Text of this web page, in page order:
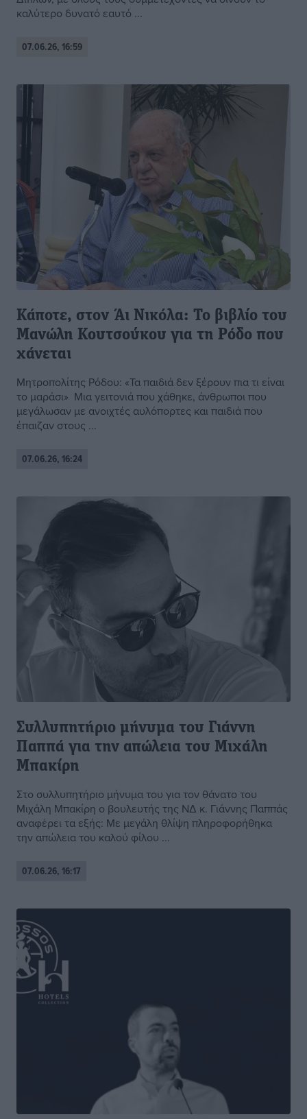
καλύτερο δυνατό εαυτό ...
07.06.26, 16:59
Κάποτε, στον Άι Νικόλα: Το βιβλίο του
Μανώλη Κουτσούκου για τη Ρόδο που
χάνεται
Μητροπολίτης Ρόδου: «Τα παιδιά δεν ξέρουν πια τι είναι
το μαράσι» Μια γειτονιά που χάθηκε, άνθρωποι που
μεγάλωσαν με ανοιχτές αυλόπορτες και παιδιά που
έπαιζαν στους ...
07.06.26, 16:24
Συλλυπητήριο μήνυμα του Γιάννη
Παππά για την απώλεια του Μιχάλη
Μπακίρη
Στο συλλυπητήριο μήνυμα του για τον θάνατο του
Μιχάλη Μπακίρη ο βουλευτής της ΝΔ κ. Γιάννης Παππάς
αναφέρει τα εξής: Με μεγάλη θλίψη πληροφορήθηκα
την απώλεια του καλού φίλου ...
07.06.26, 16:17